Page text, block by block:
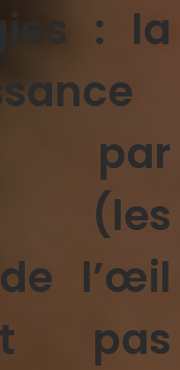
: la
par
(les
l’œil
pas